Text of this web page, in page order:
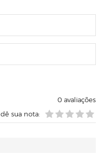
0avaliações
dê sua nota: